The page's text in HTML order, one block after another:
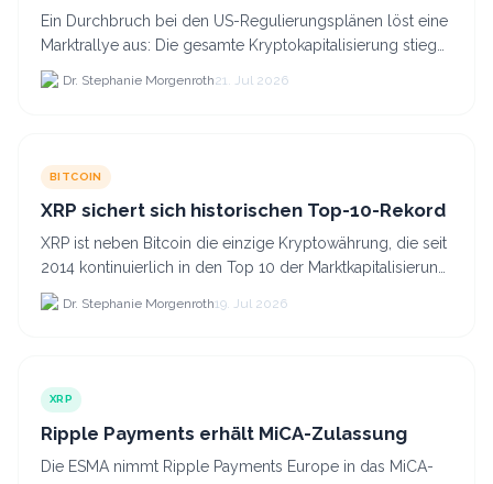
Ein Durchbruch bei den US-Regulierungsplänen löst eine
Marktrallye aus: Die gesamte Kryptokapitalisierung stieg
am 21.
Dr. Stephanie Morgenroth21. Jul 2026
BITCOIN
XRP sichert sich historischen Top-10-Rekord
XRP ist neben Bitcoin die einzige Kryptowährung, die seit
2014 kontinuierlich in den Top 10 der Marktkapitalisierung
verblieb.
Dr. Stephanie Morgenroth19. Jul 2026
XRP
Ripple Payments erhält MiCA-Zulassung
Die ESMA nimmt Ripple Payments Europe in das MiCA-